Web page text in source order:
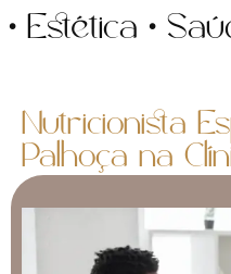
• Saúde
Nutricionista
Palhoça na